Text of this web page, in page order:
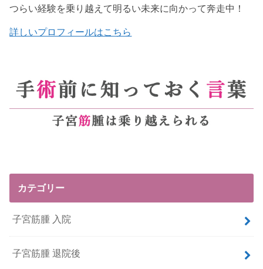
つらい経験を乗り越えて明るい未来に向かって奔走中！
詳しいプロフィールはこちら
カテゴリー
子宮筋腫 入院
子宮筋腫 退院後